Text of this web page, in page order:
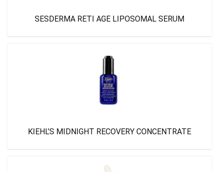
SESDERMA RETI AGE LIPOSOMAL SERUM
KIEHL’S MIDNIGHT RECOVERY CONCENTRATE